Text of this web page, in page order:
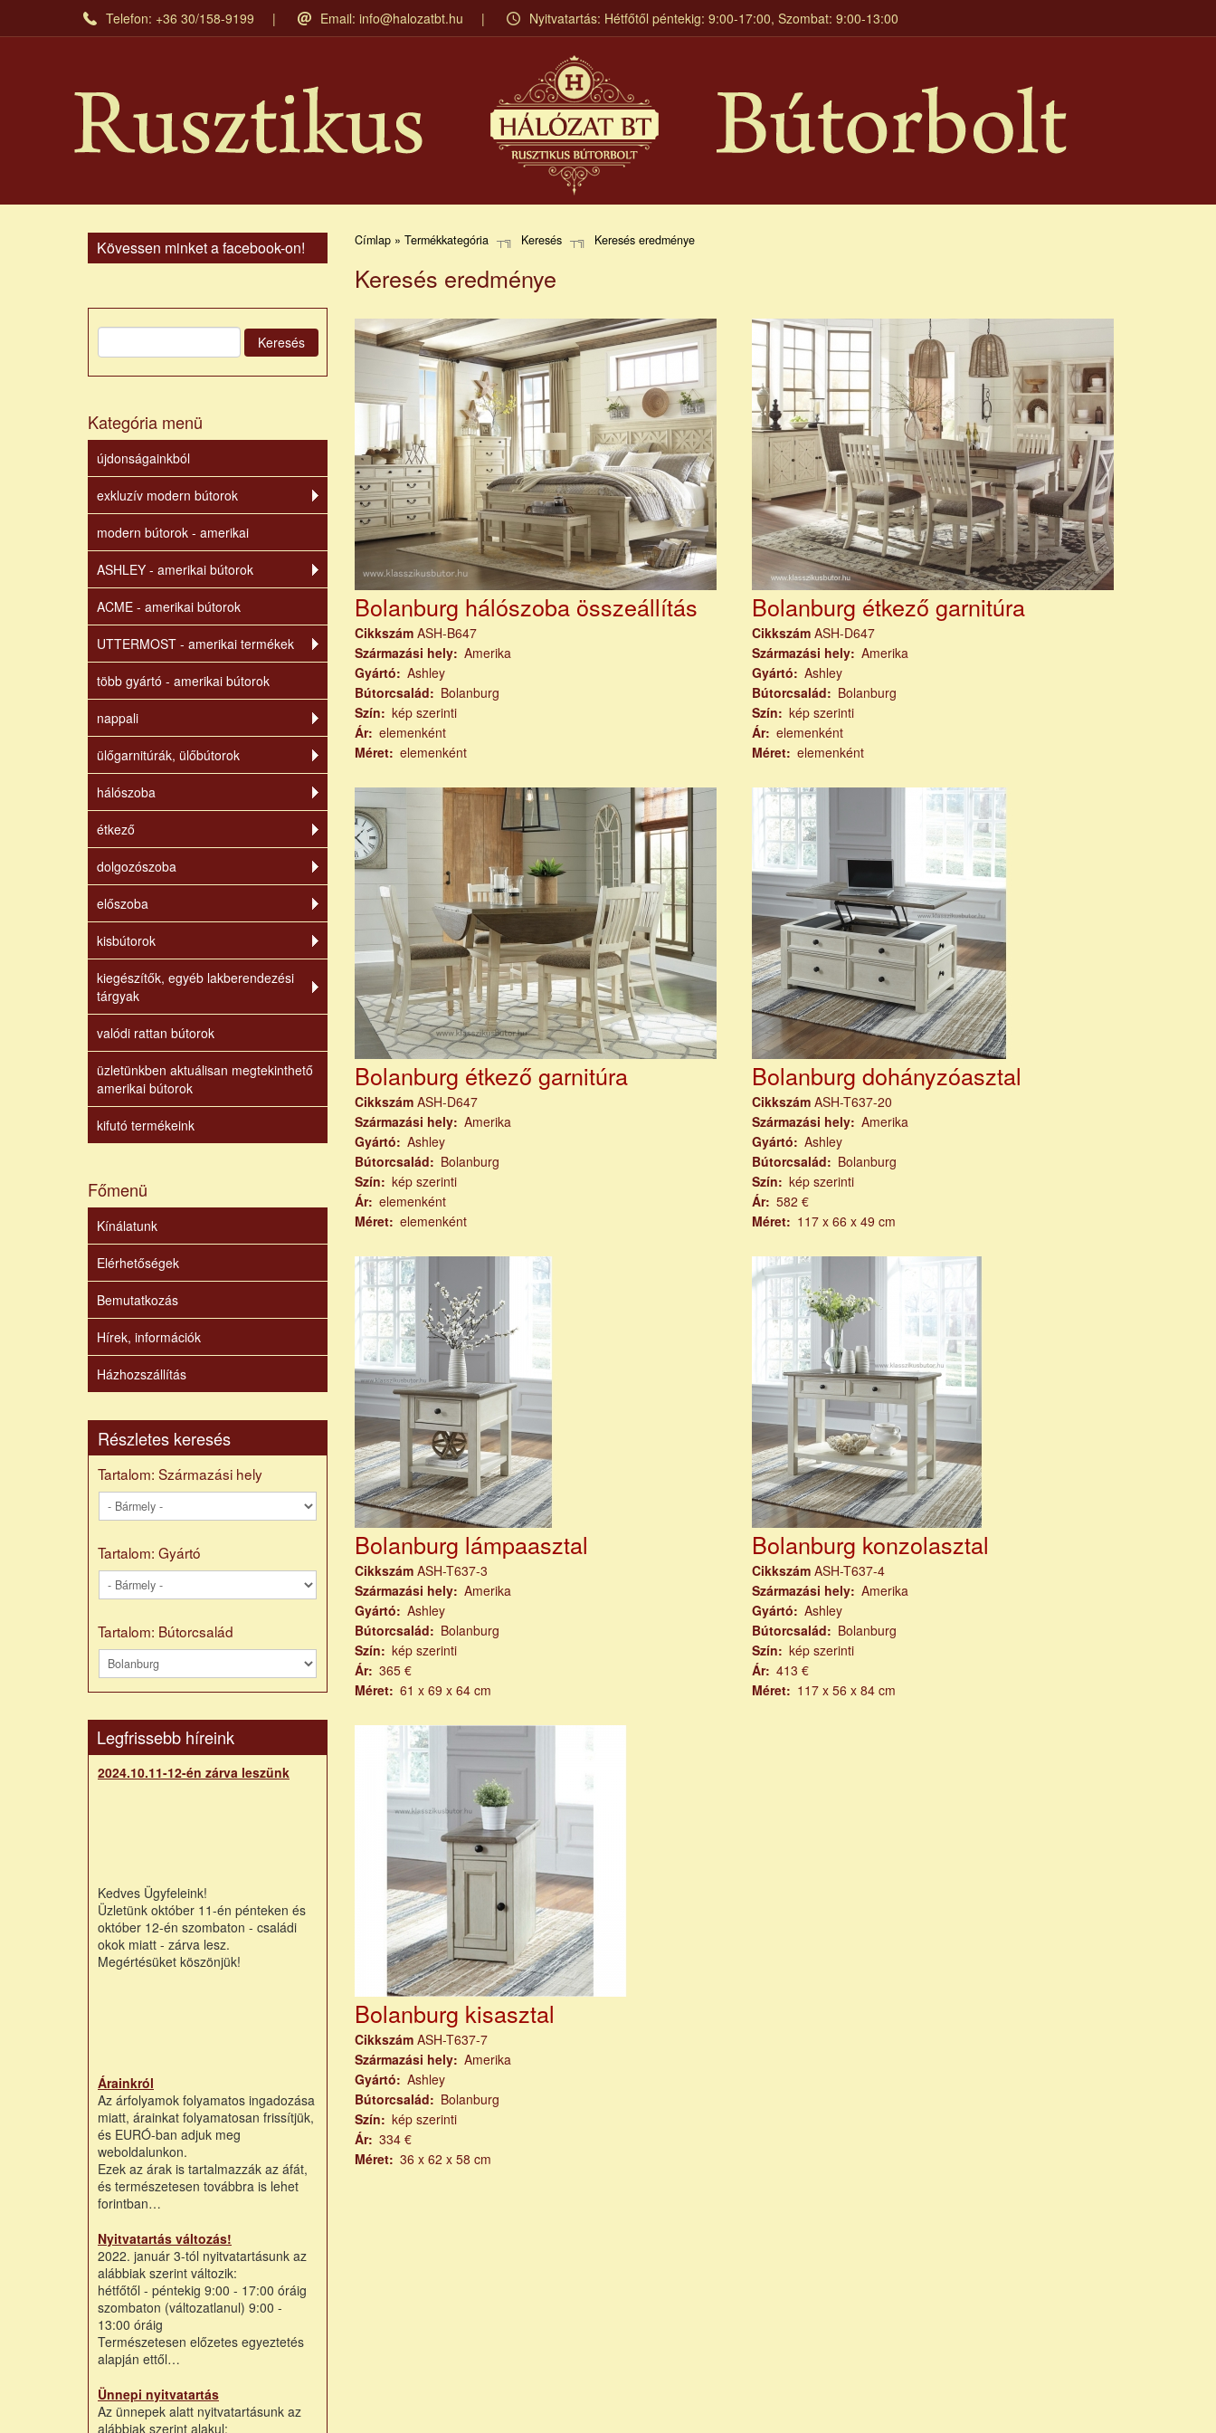
tartalomra
Telefon: +36 30/158-9199 Email: info@halozatbt.hu Nyitvatartás: Hétfőtől péntekig: 9:00-17:00, Szombat: 9:00-13:00
Kövessen minket a facebook-on!
Keresés
Kategória menü
újdonságainkból
exkluzív modern bútorok
modern bútorok - amerikai
ASHLEY - amerikai bútorok
ACME - amerikai bútorok
UTTERMOST - amerikai termékek
több gyártó - amerikai bútorok
nappali
ülőgarnitúrák, ülőbútorok
hálószoba
étkező
dolgozószoba
előszoba
kisbútorok
kiegészítők, egyéb lakberendezési
tárgyak
valódi rattan bútorok
üzletünkben aktuálisan megtekinthető
amerikai bútorok
kifutó termékeink
Főmenü
Kínálatunk
Elérhetőségek
Bemutatkozás
Hírek, információk
Házhozszállítás
Részletes keresés
Tartalom: Származási hely
Tartalom: Gyártó
Tartalom: Bútorcsalád
Legfrissebb híreink
2024.10.11-12-én zárva leszünk
Kedves Ügyfeleink!
Üzletünk október 11-én pénteken és
október 12-én szombaton - családi
okok miatt - zárva lesz.
Megértésüket köszönjük!
Árainkról
Az árfolyamok folyamatos ingadozása
miatt, árainkat folyamatosan frissítjük,
és EURÓ-ban adjuk meg
weboldalunkon.
Ezek az árak is tartalmazzák az áfát,
és természetesen továbbra is lehet
forintban…
Nyitvatartás változás!
2022. január 3-tól nyitvatartásunk az
alábbiak szerint változik:
hétfőtől - péntekig 9:00 - 17:00 óráig
szombaton (változatlanul) 9:00 -
13:00 óráig
Természetesen előzetes egyeztetés
alapján ettől…
Ünnepi nyitvatartás
Az ünnepek alatt nyitvatartásunk az
alábbiak szerint alakul:
Címlap » Termékkategória Keresés Keresés eredménye
Keresés eredménye
Bolanburg hálószoba összeállítás
Cikkszám ASH-B647
Származási hely Amerika
Gyártó
Ashley
Bútorcsalád
Bolanburg
Szín
kép szerinti
Ár elemenként
Méret elemenként
Bolanburg étkező garnitúra
Cikkszám ASH-D647
Származási hely
Amerika
Gyártó
Ashley
Bútorcsalád
Bolanburg
Szín
kép szerinti
Ár elemenként
Méret
elemenként
Bolanburg étkező garnitúra
Cikkszám ASH-D647
Származási hely Amerika
Gyártó
Ashley
Bútorcsalád
Bolanburg
Szín
kép szerinti
Ár elemenként
Méret elemenként
Bolanburg dohányzóasztal
Cikkszám ASH-T637-20
Származási hely
Amerika
Gyártó
Ashley
Bútorcsalád
Bolanburg
Szín
kép szerinti
Ár 582 €
Méret
117 x 66 x 49 cm
Bolanburg lámpaasztal
Cikkszám ASH-T637-3
Származási hely Amerika
Gyártó
Ashley
Bútorcsalád
Bolanburg
Szín
kép szerinti
Ár 365 €
Méret 61 x 69 x 64 cm
Bolanburg konzolasztal
Cikkszám ASH-T637-4
Származási hely
Amerika
Gyártó
Ashley
Bútorcsalád
Bolanburg
Szín
kép szerinti
Ár 413 €
Méret
117 x 56 x 84 cm
Bolanburg kisasztal
Cikkszám ASH-T637-7
Származási hely Amerika
Gyártó
Ashley
Bútorcsalád
Bolanburg
Szín
kép szerinti
Ár 334 €
Méret 36 x 62 x 58 cm